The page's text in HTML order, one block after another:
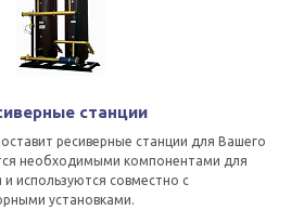
станции
ресиверные станции для Вашего
необходимыми компонентами для
используются совместно с
установками.